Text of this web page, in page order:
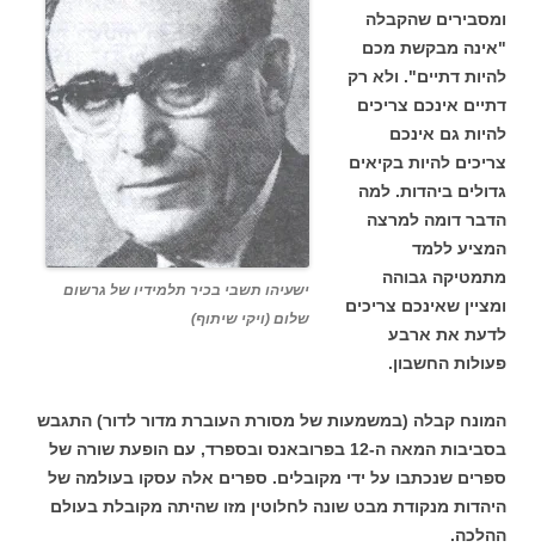
ישעיהו תשבי בכיר תלמידיו של גרשום
שלום (ויקי שיתוף)
ומסבירים שהקבלה
"אינה מבקשת מכם
להיות דתיים". ולא רק
דתיים אינכם צריכים
להיות גם אינכם
צריכים להיות בקיאים
גדולים ביהדות. למה
הדבר דומה למרצה
המציע ללמד
מתמטיקה גבוהה
ומציין שאינכם צריכים
לדעת את ארבע
פעולות החשבון.
המונח קבלה (במשמעות של מסורת העוברת מדור לדור) התגבש
בסביבות המאה ה-12 בפרובאנס ובספרד, עם הופעת שורה של
ספרים שנכתבו על ידי מקובלים. ספרים אלה עסקו בעולמה של
היהדות מנקודת מבט שונה לחלוטין מזו שהיתה מקובלת בעולם
ההלכה.